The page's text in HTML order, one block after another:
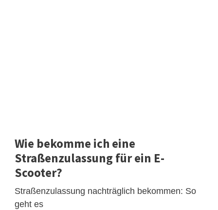
Wie bekomme ich eine
Straßenzulassung für ein E-
Scooter?
Straßenzulassung nachträglich bekommen: So
geht es